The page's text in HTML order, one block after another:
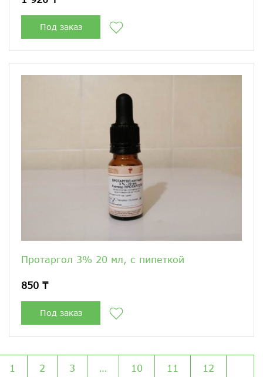
Под заказ
Протаргол 3% 20 мл, с пипеткой
850 ₸
Под заказ
1 2 3 … 10 11 12